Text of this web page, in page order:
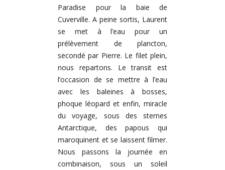
Paradise pour la baie de
Cuverville. A peine sortis, Laurent
se met à l’eau pour un
prélèvement de plancton,
secondé par Pierre. Le filet plein,
nous repartons. Le transit est
l’occasion de se mettre à l’eau
avec les baleines à bosses,
phoque léopard et enfin, miracle
du voyage, sous des sternes
Antarctique, des papous qui
maroquinent et se laissent filmer.
Nous passons la journée en
combinaison, sous un soleil